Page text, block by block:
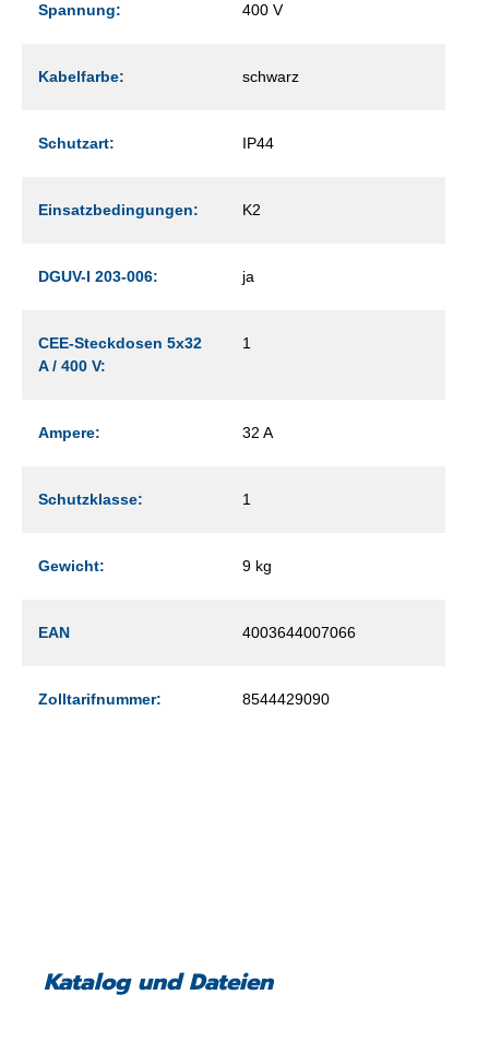
Spannung: 400 V
Kabelfarbe: schwarz
Schutzart: IP44
Einsatzbedingungen: K2
DGUV-I 203-006: ja
CEE-Steckdosen 5x32
A / 400 V:
1
Ampere: 32 A
Schutzklasse: 1
Gewicht: 9 kg
EAN 4003644007066
Zolltarifnummer: 8544429090
Katalog und Dateien